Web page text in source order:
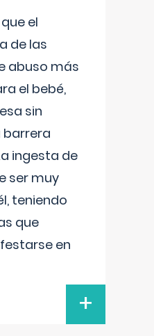
el
de las
abuso más
el bebé,
sin
barrera
ingesta de
ser muy
teniendo
que
en
+